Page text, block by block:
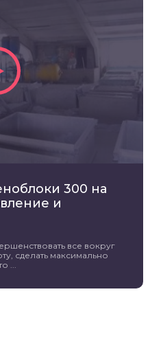
300 на
и
все вокруг
сделать максимально
...